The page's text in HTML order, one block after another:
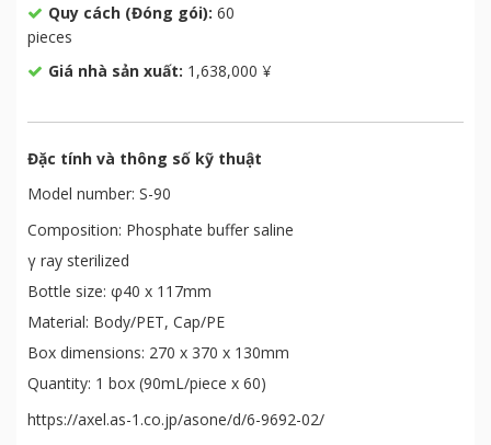
Quy cách (Đóng gói): 60
pieces
Giá nhà sản xuất: 1,638,000 ¥
Đặc tính và thông số kỹ thuật
Model number: S-90
Composition: Phosphate buffer saline
γ ray sterilized
Bottle size: φ40 x 117mm
Material: Body/PET, Cap/PE
Box dimensions: 270 x 370 x 130mm
Quantity: 1 box (90mL/piece x 60)
https://axel.as-1.co.jp/asone/d/6-9692-02/